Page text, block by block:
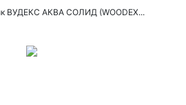
ВУДЕКС АКВА СОЛИД (WOODEX...